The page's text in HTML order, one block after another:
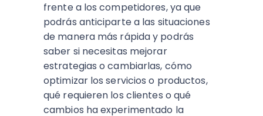
frente a los competidores, ya que
podrás anticiparte a las situaciones
de manera más rápida y podrás
saber si necesitas mejorar
estrategias o cambiarlas, cómo
optimizar los servicios o productos,
qué requieren los clientes o qué
cambios ha experimentado la